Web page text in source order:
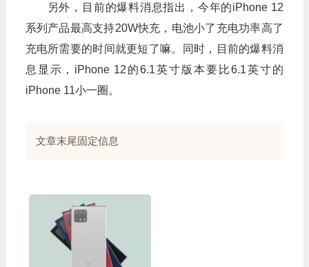
另外，目前的爆料消息指出，今年的iPhone 12
系列产品最高支持20W快充，电池小了充电功率高了
充电所需要的时间就更短了嘛。同时，目前的爆料消
息显示， iPhone 12 的6.1英寸版本要比6.1英寸的
iPhone 11小一圈。
文章末尾固定信息